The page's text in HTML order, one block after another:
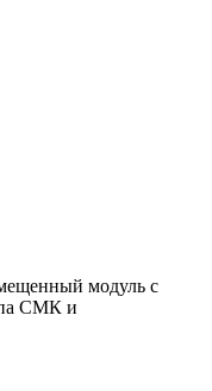
модуль с
СМК и